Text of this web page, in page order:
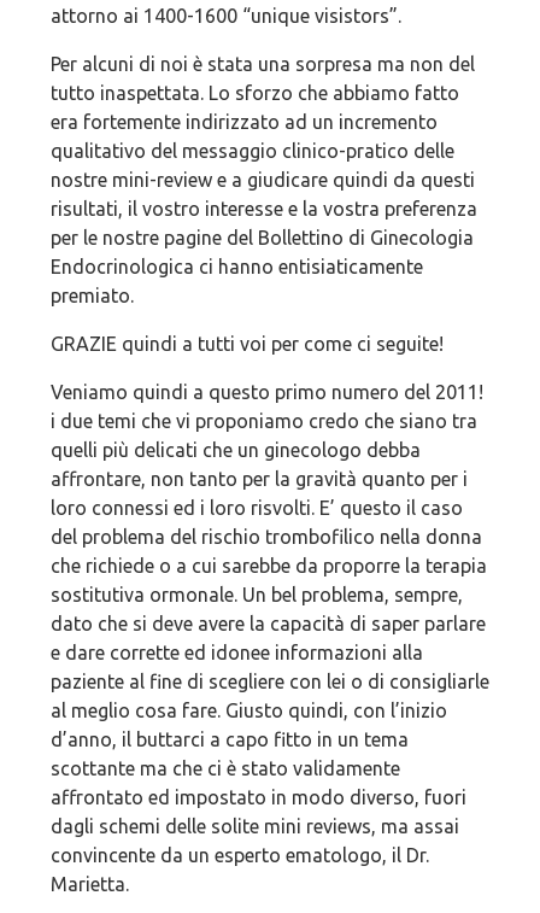
attorno ai 1400-1600 “unique visistors”.
Per alcuni di noi è stata una sorpresa ma non del
tutto inaspettata. Lo sforzo che abbiamo fatto
era fortemente indirizzato ad un incremento
qualitativo del messaggio clinico-pratico delle
nostre mini-review e a giudicare quindi da questi
risultati, il vostro interesse e la vostra preferenza
per le nostre pagine del Bollettino di Ginecologia
Endocrinologica ci hanno entisiaticamente
premiato.
GRAZIE quindi a tutti voi per come ci seguite!
Veniamo quindi a questo primo numero del 2011!
i due temi che vi proponiamo credo che siano tra
quelli più delicati che un ginecologo debba
affrontare, non tanto per la gravità quanto per i
loro connessi ed i loro risvolti. E’ questo il caso
del problema del rischio trombofilico nella donna
che richiede o a cui sarebbe da proporre la terapia
sostitutiva ormonale. Un bel problema, sempre,
dato che si deve avere la capacità di saper parlare
e dare corrette ed idonee informazioni alla
paziente al fine di scegliere con lei o di consigliarle
al meglio cosa fare. Giusto quindi, con l’inizio
d’anno, il buttarci a capo fitto in un tema
scottante ma che ci è stato validamente
affrontato ed impostato in modo diverso, fuori
dagli schemi delle solite mini reviews, ma assai
convincente da un esperto ematologo, il Dr.
Marietta.